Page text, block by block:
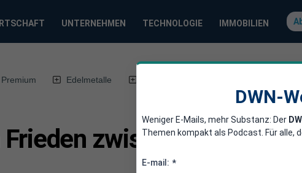
UNTERNEHMEN TECHNOLOGIE IMMOBILIEN
Edelmetalle
zwischen USA und
DWN-
Weniger E-Mails, mehr Substanz: Der
Themen kompakt als Podcast. Für alle,
E-mail: *